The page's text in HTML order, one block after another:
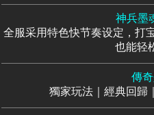
神兵墨
全服采用特色快节奏设定，打
也能轻
傳
獨家玩法｜經典回歸